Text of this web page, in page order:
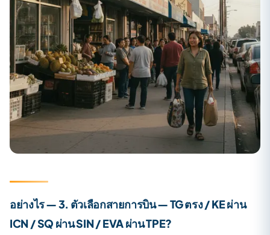
อย่างไร — 3. ตัวเลือกสายการบิน — TG ตรง / KE ผ่าน
ICN / SQ ผ่าน SIN / EVA ผ่าน TPE?